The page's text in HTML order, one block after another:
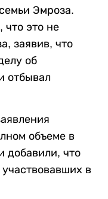
Эмроза.
это не
заявив, что
об
отбывал
объеме в
добавили, что
в